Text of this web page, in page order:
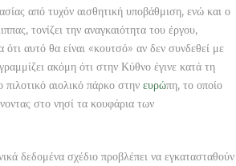
από τυχόν αισθητική υποβάθμιση, ενώ και ο
τονίζει την αναγκαιότητα του έργου,
ότι αυτό θα είναι «κουτσό» αν δεν συνδεθεί με
ακόμη ότι στην Κύθνο έγινε κατά τη
αιολικό πάρκο στην ευρώπη, το οποίο
στο νησί τα κουφάρια των
δεδομένα σχέδιο προβλέπει να εγκατασταθούν